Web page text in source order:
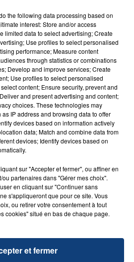
EN FAMILLE À
the following data processing based on
interest: Store and/or access
limited data to select advertising; Create
Use profiles to select personalised
performance; Measure content
through statistics or combinations
Develop and improve services; Create
Use profiles to select personalised
content; Ensure security, prevent and
and present advertising and content;
choices. These technologies may
IP address and browsing data to offer
devices based on information actively
data; Match and combine data from
devices; Identify devices based on
sur "Accepter et fermer", ou affiner en
partenaires dans "Gérer mes choix".
en cliquant sur "Continuer sans
s'appliqueront que pour ce site. Vous
ou retirer votre consentement à tout
cookies" situé en bas de chaque page.
et fermer